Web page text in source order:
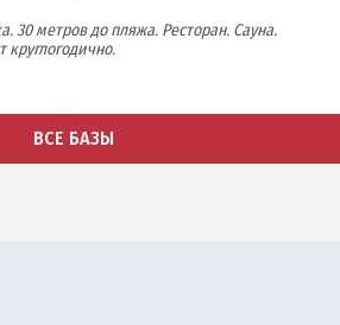
30 метров до пляжа. Ресторан. Сауна.
круглогодично.
ВСЕ БАЗЫ